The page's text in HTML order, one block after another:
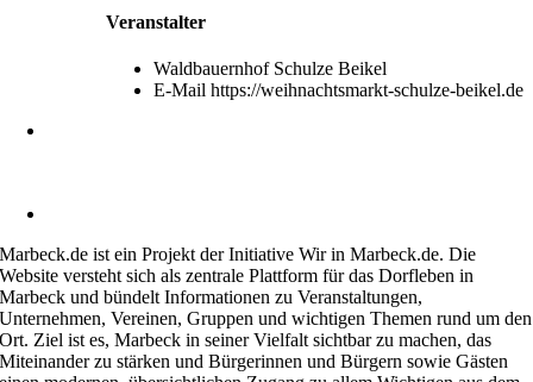
Veranstalter
Waldbauernhof Schulze Beikel
E-Mail https://weihnachtsmarkt-schulze-beikel.de
Marbeck.de ist ein Projekt der Initiative Wir in Marbeck.de. Die
Website versteht sich als zentrale Plattform für das Dorfleben in
Marbeck und bündelt Informationen zu Veranstaltungen,
Unternehmen, Vereinen, Gruppen und wichtigen Themen rund um den
Ort. Ziel ist es, Marbeck in seiner Vielfalt sichtbar zu machen, das
Miteinander zu stärken und Bürgerinnen und Bürgern sowie Gästen